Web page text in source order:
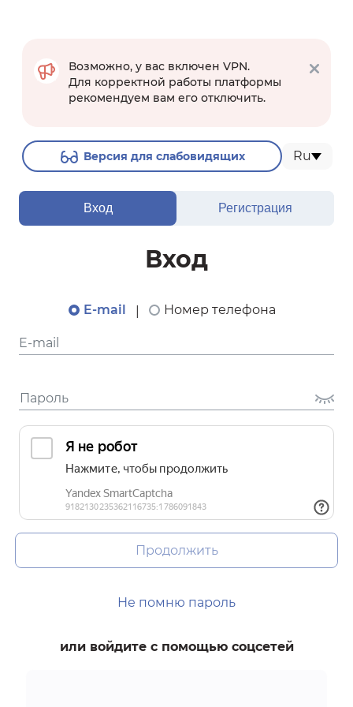
Версия для слабовидящих Ru
Возможно, у вас включен VPN.
Для корректной работы платформы
рекомендуем вам его отключить.
Вход Регистрация
Вход
E-mail Номер телефона
Продолжить
Не помню пароль
или войдите с помощью соцсетей